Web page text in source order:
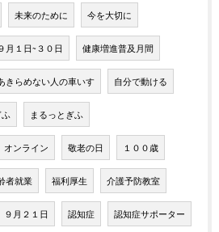
未来のために 今を大切に
月１日~３０日 健康増進普及月間
きらめない人の車いす 自分で動ける
ふ まるっとぎふ
オンライン 敬老の日 １００歳
者就業 福利厚生 介護予防教室
９月２１日 認知症 認知症サポーター